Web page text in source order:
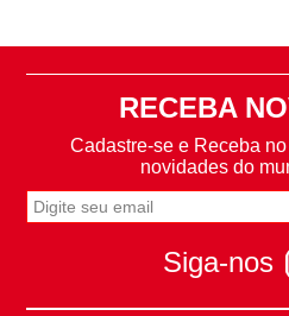
RECEBA
Cadastre-se e Receba
novidades do
Siga-nos